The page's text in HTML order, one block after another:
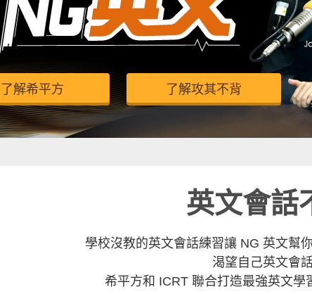
了解希平方 了解攻其不背
英文會話
學校沒教的英文會話練習讓 NG 英文幫
渴望自己英文會
希平方和 ICRT 聯合打造最強英文學